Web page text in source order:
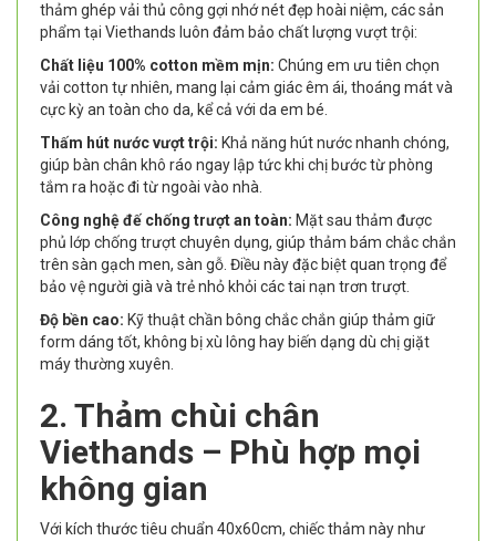
thảm ghép vải thủ công gợi nhớ nét đẹp hoài niệm, các sản
phẩm tại Viethands luôn đảm bảo chất lượng vượt trội:
Chất liệu 100% cotton mềm mịn: Chúng em ưu tiên chọn
vải cotton tự nhiên, mang lại cảm giác êm ái, thoáng mát và
cực kỳ an toàn cho da, kể cả với da em bé.
Thấm hút nước vượt trội: Khả năng hút nước nhanh chóng,
giúp bàn chân khô ráo ngay lập tức khi chị bước từ phòng
tắm ra hoặc đi từ ngoài vào nhà.
Công nghệ đế chống trượt an toàn: Mặt sau thảm được
phủ lớp chống trượt chuyên dụng, giúp thảm bám chắc chắn
trên sàn gạch men, sàn gỗ. Điều này đặc biệt quan trọng để
bảo vệ người già và trẻ nhỏ khỏi các tai nạn trơn trượt.
Độ bền cao: Kỹ thuật chần bông chắc chắn giúp thảm giữ
form dáng tốt, không bị xù lông hay biến dạng dù chị giặt
máy thường xuyên.
2. Thảm chùi chân
Viethands – Phù hợp mọi
không gian
Với kích thước tiêu chuẩn 40x60cm, chiếc thảm này như